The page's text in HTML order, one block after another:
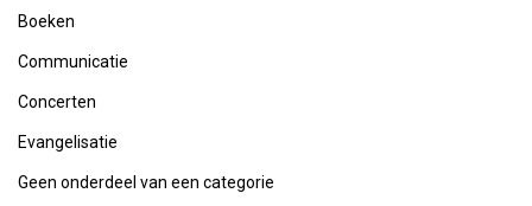
Boeken
Communicatie
Concerten
Evangelisatie
Geen onderdeel van een categorie